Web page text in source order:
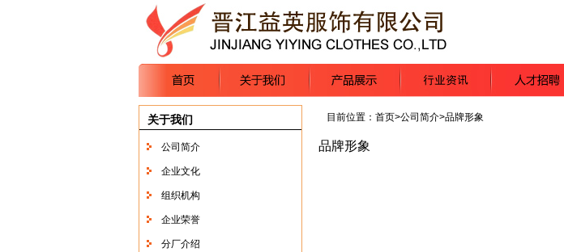
关于我们
公司简介
企业文化
组织机构
企业荣誉
分厂介绍
目前位置： 首页>公司简介>品牌形象
品牌形象